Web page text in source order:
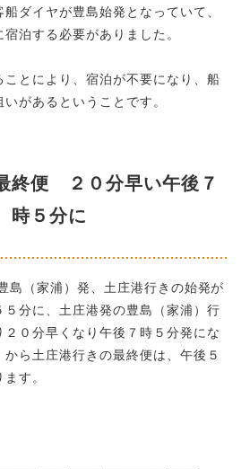
ダイヤが豊島始発となっていて、
泊する必要がありました。
ことにより、宿泊が不要になり、船
があるということです。
終便 ２０分早い午後７
時５分に
（家浦）発、土庄港行きの始発が
５分に、土庄港発の豊島（家浦）行
２０分早くなり午後７時５分発にな
から土庄港行きの最終便は、午後５
す。